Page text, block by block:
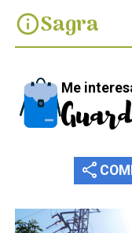
infoSagra
Me
share